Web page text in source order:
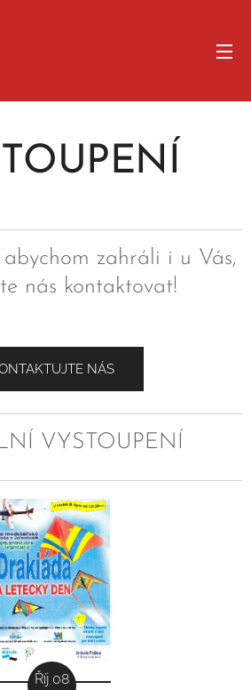
abychom zahráli i u Vás,
nás kontaktovat!
NÁS
VYSTOUPENÍ
Říj 08